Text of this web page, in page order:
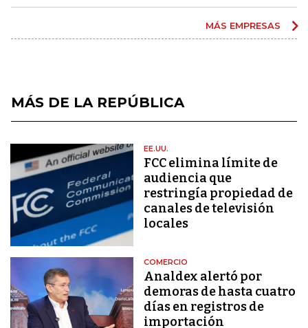
MÁS EMPRESAS
MÁS DE LA REPÚBLICA
EE.UU.
FCC elimina límite de
audiencia que
restringía propiedad de
canales de televisión
locales
COMERCIO
Analdex alertó por
demoras de hasta cuatro
días en registros de
importación